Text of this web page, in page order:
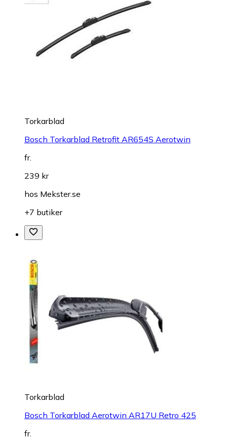
Torkarblad
Bosch Torkarblad Retrofit AR654S Aerotwin
fr.
239 kr
hos Mekster.se
+7 butiker
Torkarblad
Bosch Torkarblad Aerotwin AR17U Retro 425
fr.